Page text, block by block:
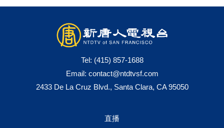
Tel: (415) 857-1688
Email: contact@ntdtvsf.com
2433 De La Cruz Blvd., Santa Clara, CA 95050
直播